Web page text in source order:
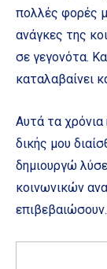
πολλές φορές
ανάγκες της
σε γεγονότα.
καταλαβαίνει
Αυτά τα
δικής μου
δημιουργώ
κοινωνικών
επιβεβαιώσουν.